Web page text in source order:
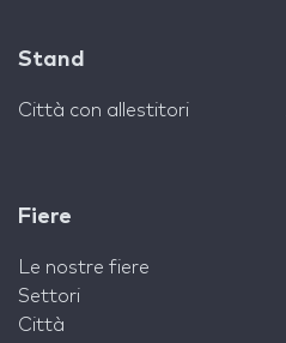
Stand
Città con allestitori
Fiere
Le nostre fiere
Settori
Città